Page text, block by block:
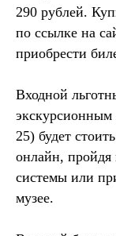
290 рублей.
по ссылке на
приобрести
Входной
экскурсионным
25) будет
онлайн, пройдя
системы или
музее.